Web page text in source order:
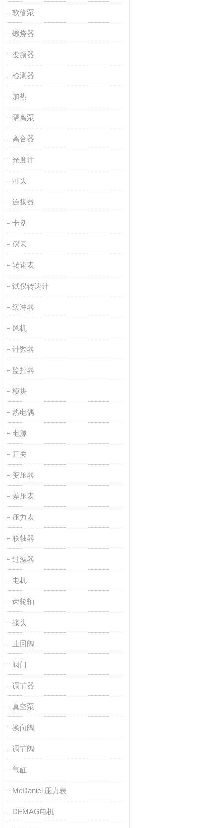
软管泵
燃烧器
变频器
检测器
加热
隔离泵
离合器
光度计
冲头
连接器
卡盘
仪表
转速表
试仪转速计
缓冲器
风机
计数器
监控器
模块
热电偶
电源
开关
变压器
差压表
压力表
联轴器
过滤器
电机
齿轮轴
接头
止回阀
阀门
调节器
真空泵
换向阀
调节阀
气缸
McDaniel 压力表
DEMAG电机